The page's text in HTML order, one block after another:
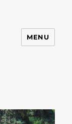
MENU